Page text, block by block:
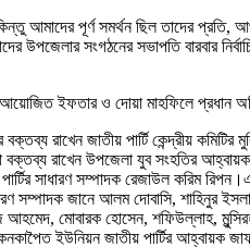
আমাদের পূর্ণ সমর্থন ছিল তাদের
উপজেলার সংগঠনের সভাপতি বারবার
আয়োজিত ইফতার ও দোয়া মাহফিলে
রাখেন জাতীয় পার্টি কেন্দ্রীয়
বক্তব্য রাখেন উপজেলা যুব সংহতির
পার্টির সাধারণ সম্পাদক রেজাউল
জানে আলম দোবাসি, শাহিনুর
মোবারক হোসেন, শফিউল্লাহ,
ইউনিয়ন জাতীয় পার্টির আহ্বায়ক